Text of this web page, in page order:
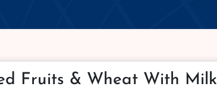
Fruits & Wheat With Milk